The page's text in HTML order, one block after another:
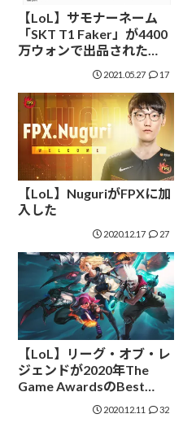
【LoL】サモナーネーム
「SKT T1 Faker」が4400
万ウォンで出品された
が、Riot Gamesが差し止
めを請求した
2021.05.27 17
【LoL】NuguriがFPXに加
入した
2020.12.17 27
【LoL】リーグ・オブ・レ
ジェンドが2020年The
Game AwardsのBest
Esports Gameを受賞した
2020.12.11 32